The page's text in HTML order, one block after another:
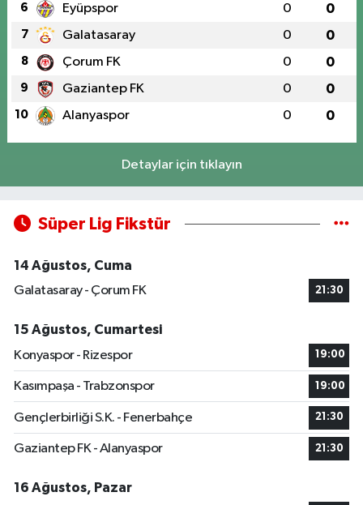
6 Eyüpspor 0 0
7 Galatasaray 0 0
8 Çorum FK 0 0
9 Gaziantep FK 0 0
10 Alanyaspor 0 0
Detaylar için tıklayın
Süper Lig Fikstür
14 Ağustos, Cuma
Galatasaray - Çorum FK
21:30
15 Ağustos, Cumartesi
Konyaspor - Rizespor
19:00
Kasımpaşa - Trabzonspor 19:00
Gençlerbirliği S.K. - Fenerbahçe 21:30
Gaziantep FK - Alanyaspor 21:30
16 Ağustos, Pazar